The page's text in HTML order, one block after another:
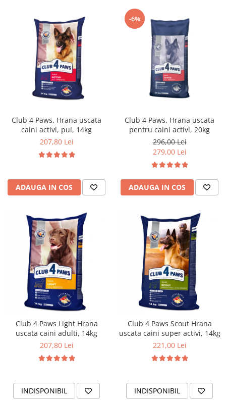
Club 4 Paws, Hrana uscata
caini activi, pui, 14kg
207,80 Lei
ADAUGA IN COS
-6%
Club 4 Paws, Hrana uscata
pentru caini activi, 20kg
296,00 Lei
279,00 Lei
ADAUGA IN COS
Club 4 Paws Light Hrana
uscata caini adulti, 14kg
207,80 Lei
INDISPONIBIL
Club 4 Paws Scout Hrana
uscata caini super activi, 14kg
221,00 Lei
INDISPONIBIL